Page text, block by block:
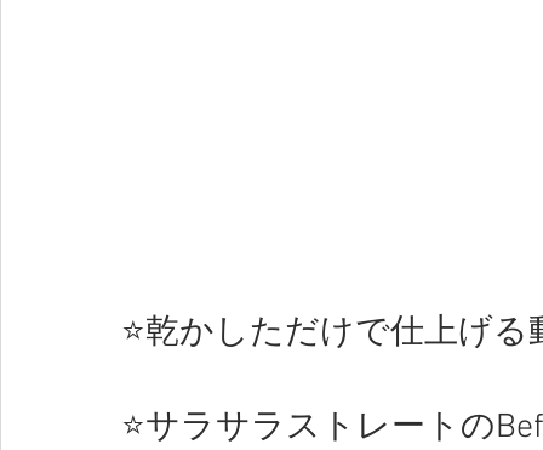
⭐️乾かしただけで仕上げる
⭐️サラサラストレートの